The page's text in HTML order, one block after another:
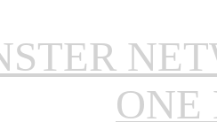
ONE